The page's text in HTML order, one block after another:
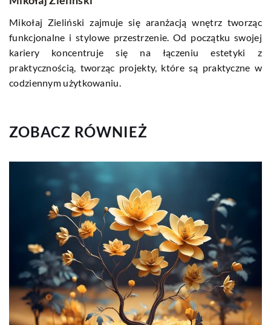
Mikołaj Zieliński zajmuje się aranżacją wnętrz tworząc
funkcjonalne i stylowe przestrzenie. Od początku swojej
kariery koncentruje się na łączeniu estetyki z
praktycznością, tworząc projekty, które są praktyczne w
codziennym użytkowaniu.
ZOBACZ RÓWNIEŻ